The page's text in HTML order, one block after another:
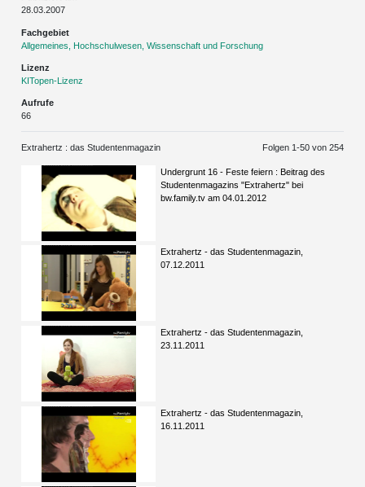
28.03.2007
Fachgebiet
Allgemeines, Hochschulwesen, Wissenschaft und Forschung
Lizenz
KITopen-Lizenz
Aufrufe
66
Extrahertz : das Studentenmagazin Folgen 1-50von 254
Undergrunt 16 - Feste feiern : Beitrag des
Studentenmagazins "Extrahertz" bei
bw.family.tv am 04.01.2012
Extrahertz - das Studentenmagazin,
07.12.2011
Extrahertz - das Studentenmagazin,
23.11.2011
Extrahertz - das Studentenmagazin,
16.11.2011